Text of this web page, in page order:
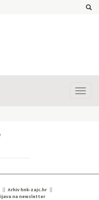
Arhiv hnk-zajc.hr
na newsletter